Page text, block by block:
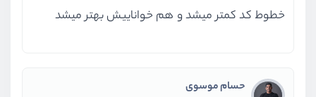
خطوط کد کمتر میشد و هم خواناییش بهتر میشد
حسام موسوی